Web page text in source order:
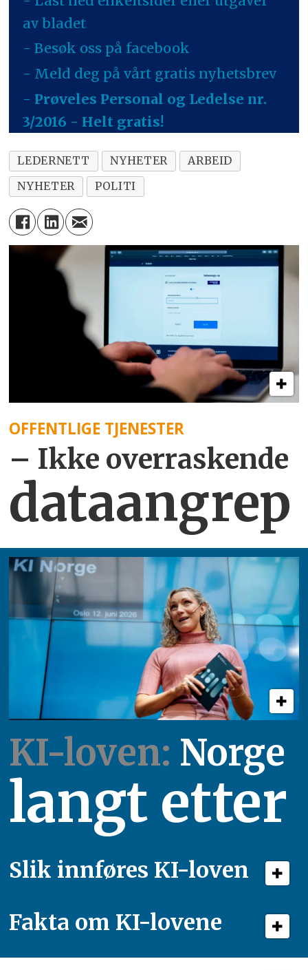
av bladet
- Besøk oss på facebook
- Meld deg på vårt gratis nyhetsbrev
- Prøveles Personal og Ledelse nr.
3/2016 - Helt gratis!
LEDERNETT NYHETER
ARBEID
NYHETER
POLITI
OFFENTLIGE TJENESTER
– Ikke overraskende
dataangrep
KI-loven: Norge
langt etter
Slik innføres KI-loven
Fakta om KI-lovene